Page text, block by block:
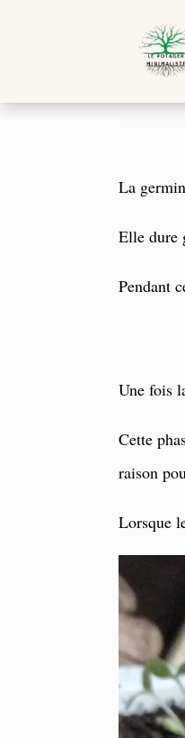
La
Elle dure
Pendant
Une fois
Cette
raison
Lorsque